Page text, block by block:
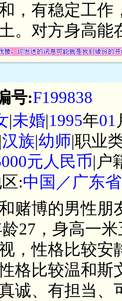
，有稳定工作
。对方身高能
号:F199838
|未婚|1995年01
|汉族|幼师|职业
元人民币|户
:中国／广东
赌博的男性朋
27，身高一
，性格比较安
格比较温和斯
诚、有担当、